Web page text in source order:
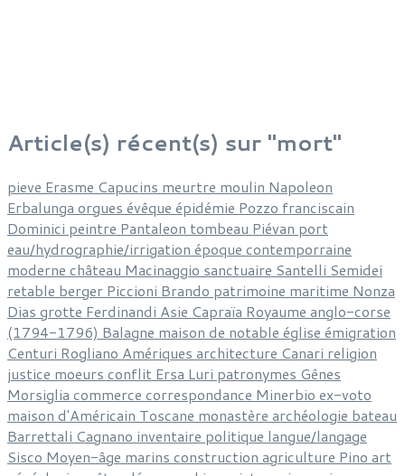
Article(s) récent(s) sur "mort"
pieve Erasme Capucins meurtre moulin Napoleon
Erbalunga orgues évêque épidémie Pozzo franciscain
Dominici peintre Pantaleon tombeau Piévan port
eau/hydrographie/irrigation époque contemporraine
moderne château Macinaggio sanctuaire Santelli Semidei
retable berger Piccioni Brando patrimoine maritime Nonza
Dias grotte Ferdinandi Asie Capraïa Royaume anglo-corse
(1794-1796) Balagne maison de notable église émigration
Centuri Rogliano Amériques architecture Canari religion
justice moeurs conflit Ersa Luri patronymes Gênes
Morsiglia commerce correspondance Minerbio ex-voto
maison d'Américain Toscane monastère archéologie bateau
Barrettali Cagnano inventaire politique langue/langage
Sisco Moyen-âge marins construction agriculture Pino art